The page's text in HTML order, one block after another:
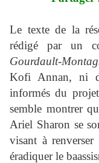
Le texte de la
rédigé par un
Gourdault-
Kofi Annan, ni
informés du
semble montrer
Ariel Sharon se
visant à
éradiquer le